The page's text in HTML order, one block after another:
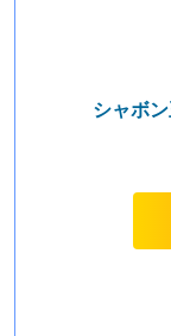
シャボ